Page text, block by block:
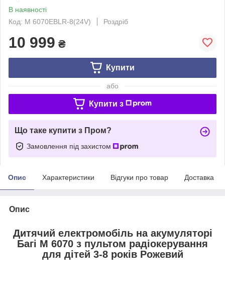
В наявності
Код: M 6070EBLR-8(24V)
Роздріб
10 999 ₴
Купити
або
Купити з
Що таке купити з Пром?
Замовлення під захистом
Опис Характеристики Відгуки про товар Доставка
Опис
Дитячий електромобіль на акумуляторі
Багі M 6070 з пультом радіокерування
для дітей 3-8 років Рожевий